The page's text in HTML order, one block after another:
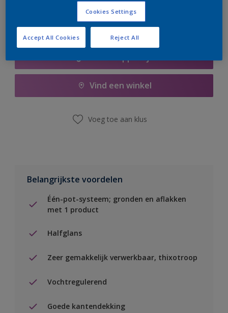
Vind een winkel
Voeg toe aan klus
Belangrijkste voordelen
Één-pot-systeem; gronden en aflakken
met 1 product
Halfglans
Zeer gemakkelijk verwerkbaar, thixotroop
Vochtregulerend
Goede kantendekking
Cookies Settings
Reject All
Accept All Cookies